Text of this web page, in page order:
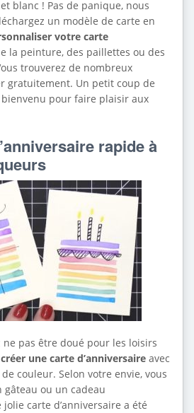
blanc ! Pas de panique, nous
un modèle de carte en
votre carte
la peinture, des paillettes ou des
trouverez de nombreux
gratuitement. Un petit coup de
pour faire plaisir aux
rapide à
ne pas être doué pour les loisirs
créer une carte d’anniversaire avec
couleur. Selon votre envie, vous
ou un cadeau
carte d’anniversaire a été